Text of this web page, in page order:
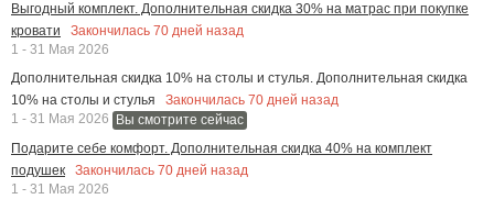
Выгодный комплект. Дополнительная скидка 30% на матрас при покупке
кровати
Закончилась 70 дней назад
1 - 31 Мая 2026
Дополнительная скидка 10% на столы и стулья. Дополнительная скидка
10% на столы и стулья
Закончилась 70 дней назад
1 - 31 Мая 2026 Вы смотрите сейчас
Подарите себе комфорт. Дополнительная скидка 40% на комплект
подушек
Закончилась 70 дней назад
1 - 31 Мая 2026